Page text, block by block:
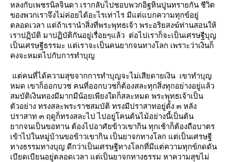
หลงกับเพชรนิลจินดา เรากลับไปชอบพวกอิฐหินปูนทรายกัน ชีวิต
ของพวกเราจึงไม่ค่อยได้อะไรเท่าไร มีแต่แบกความทุกข์อยู่
ตลอดเวลา แต่ถ้าเรานำสิ่งที่พระพุทธเจ้า พระอริยสงฆ์ท่านสอนให้
เราปฏิบัติ มาปฏิบัติกันอยู่เรื่อยๆแล้ว ต่อไปเราก็จะเป็นเศรษฐีบุญ
เป็นเศรษฐีธรรมะ แต่เราจะเป็นคนยากจนทางโลก เพราะว่าเงินก็
คงจะหมดไปกับการทำบุญ
ต่คนที่ได้ความสุขจากการทำบุญจะไม่เสียดายเงิน เขาทำบุญ
หมด เขาก็ออกบวช คนที่ออกบวชก็ต้องสละทุกสิ่งทุกอย่างอยู่แล้ว
สมบัติเงินทองมีมากมีน้อยเพียงใดก็สละหมด พระพุทธเจ้าเป็น
ตัวอย่าง ทรงสละพระราชสมบัติ ทรงมีปราสาทอยู่ตั้ง ๓ หลัง
ปราสาท ๓ ฤดูก็ทรงสละไป ไปอยู่โคนต้นไม้อย่างนี้เป็นต้น
ากจนเป็นขอทาน ต้องไปอาศัยข้าวเขากิน ทุกเช้าก็ต้องถือบาตร
เข้าไปในหมู่บ้านขอข้าวเขากิน เป็นยาจกทางโลก แต่เป็นเศรษฐี
ทางธรรมทางบุญ ดีกว่าเป็นเศรษฐีทางโลกที่มีแต่ความทุกข์กดดัน
เบียดเบียนอยู่ตลอดเวลา แต่เป็นยาจกทางธรรม หาความสุขไม่